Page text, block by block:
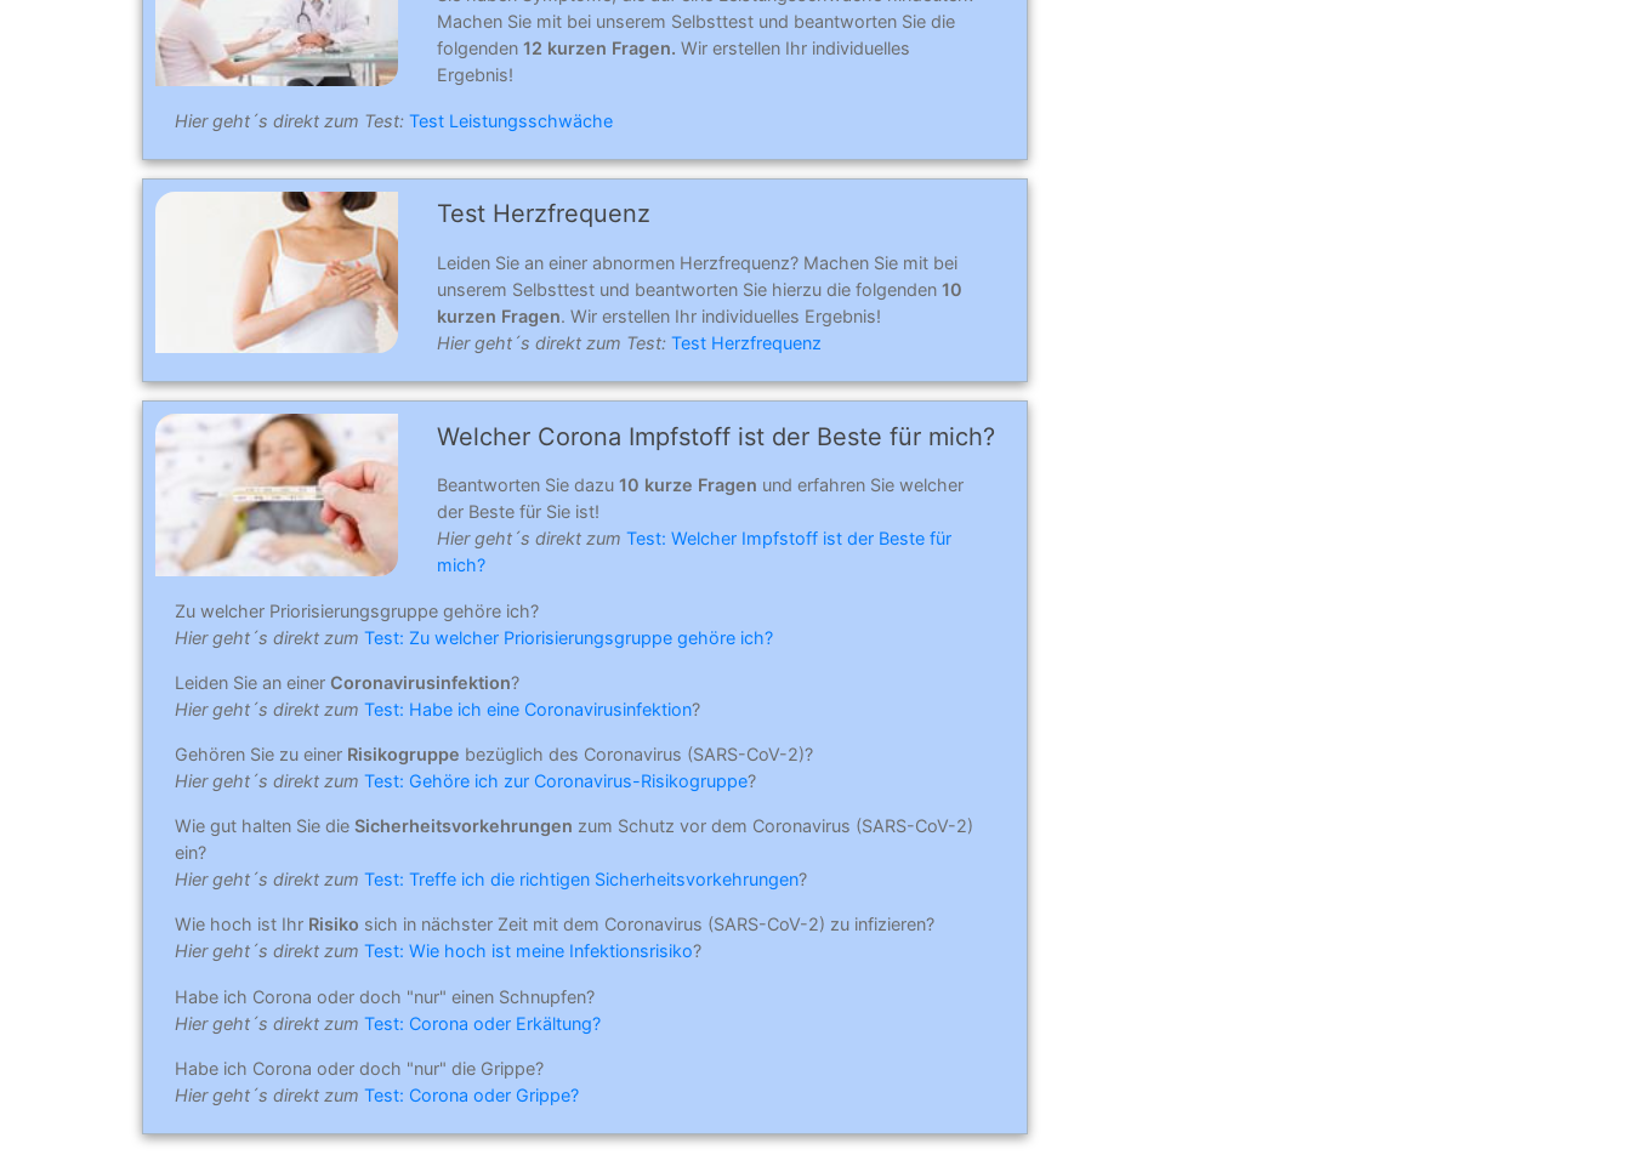
Machen Sie mit bei unserem Selbsttest und beantworten Sie die
folgenden 12 kurzen Fragen. Wir erstellen Ihr individuelles
Ergebnis!
Hier geht´s direkt zum Test: Test Leistungsschwäche
Test Herzfrequenz
Leiden Sie an einer abnormen Herzfrequenz? Machen Sie mit bei
unserem Selbsttest und beantworten Sie hierzu die folgenden 10
kurzen Fragen. Wir erstellen Ihr individuelles Ergebnis!
Hier geht´s direkt zum Test: Test Herzfrequenz
Welcher Corona Impfstoff ist der Beste für mich?
Beantworten Sie dazu 10 kurze Fragen und erfahren Sie welcher
der Beste für Sie ist!
Hier geht´s direkt zum Test: Welcher Impfstoff ist der Beste für
mich?
Zu welcher Priorisierungsgruppe gehöre ich?
Hier geht´s direkt zum Test: Zu welcher Priorisierungsgruppe gehöre ich?
Leiden Sie an einer Coronavirusinfektion?
Hier geht´s direkt zum Test: Habe ich eine Coronavirusinfektion?
Gehören Sie zu einer Risikogruppe bezüglich des Coronavirus (SARS-CoV-2)?
Hier geht´s direkt zum Test: Gehöre ich zur Coronavirus-Risikogruppe?
Wie gut halten Sie die Sicherheitsvorkehrungen zum Schutz vor dem Coronavirus (SARS-CoV-2)
ein?
Hier geht´s direkt zum Test: Treffe ich die richtigen Sicherheitsvorkehrungen?
Wie hoch ist Ihr Risiko sich in nächster Zeit mit dem Coronavirus (SARS-CoV-2) zu infizieren?
Hier geht´s direkt zum Test: Wie hoch ist meine Infektionsrisiko?
Habe ich Corona oder doch "nur" einen Schnupfen?
Hier geht´s direkt zum Test: Corona oder Erkältung?
Habe ich Corona oder doch "nur" die Grippe?
Hier geht´s direkt zum Test: Corona oder Grippe?